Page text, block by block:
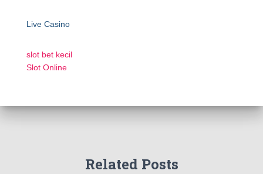
Live Casino
slot bet kecil
Slot Online
Related Posts